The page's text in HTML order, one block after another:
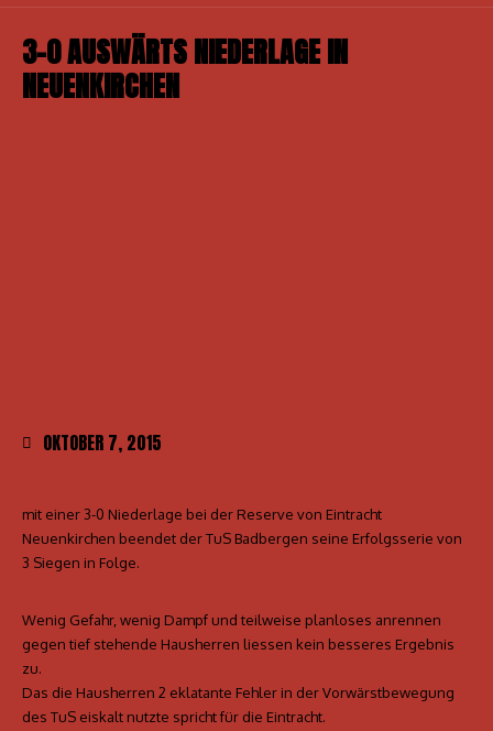
3-0 AUSWÄRTS NIEDERLAGE IN
NEUENKIRCHEN
OKTOBER 7, 2015
mit einer 3-0 Niederlage bei der Reserve von Eintracht
Neuenkirchen beendet der TuS Badbergen seine Erfolgsserie von
3 Siegen in Folge.
Wenig Gefahr, wenig Dampf und teilweise planloses anrennen
gegen tief stehende Hausherren liessen kein besseres Ergebnis
zu.
Das die Hausherren 2 eklatante Fehler in der Vorwärstbewegung
des TuS eiskalt nutzte spricht für die Eintracht.